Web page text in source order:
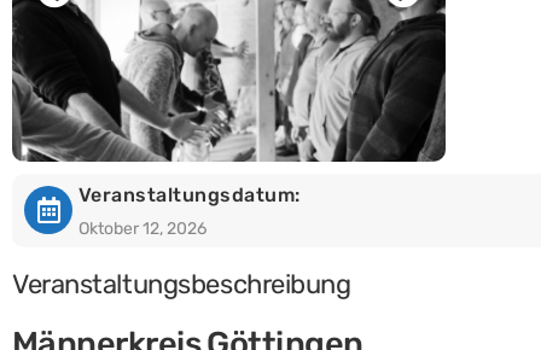
Veranstaltungsdatum:
Oktober 12, 2026
Veranstaltungsbeschreibung